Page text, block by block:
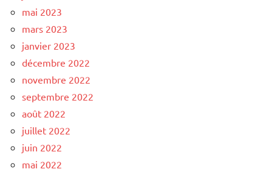
mai 2023
mars 2023
janvier 2023
décembre 2022
novembre 2022
septembre 2022
août 2022
juillet 2022
juin 2022
mai 2022